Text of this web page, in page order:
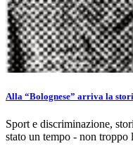
Alla “Bolognese” arriva la
Sport e discriminazione,
stato un tempo - non troppo